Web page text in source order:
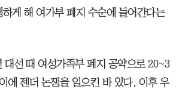
게 해 여가부 폐지 수순에 들어간다는
대선 때 여성가족부 폐지 공약으로 20~3
에 젠더 논쟁을 일으킨 바 있다. 이후 우